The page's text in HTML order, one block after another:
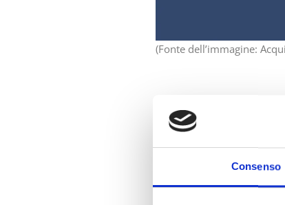
Consenso
(Fonte dell’immagine:
Cosa ci
Gli Influential
definendo nuovi standard